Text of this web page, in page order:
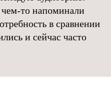
то напоминали
в сравнении
и сейчас часто